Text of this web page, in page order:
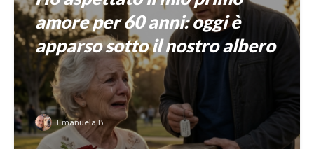
amore per 60 anni: oggi è
apparso sotto il nostro albero
Emanuela B.